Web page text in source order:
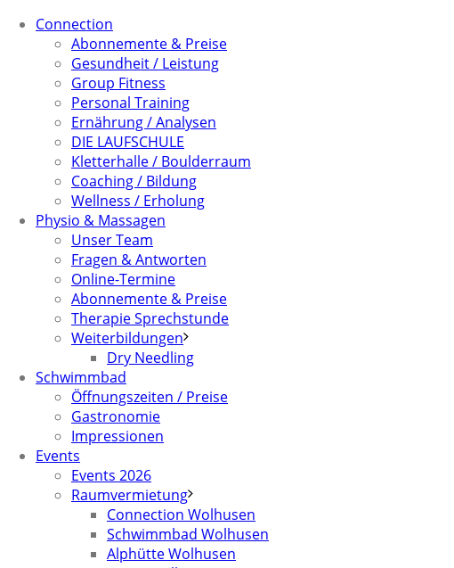
Connection
Abonnemente & Preise
Gesundheit / Leistung
Group Fitness
Personal Training
Ernährung / Analysen
DIE LAUFSCHULE
Kletterhalle / Boulderraum
Coaching / Bildung
Wellness / Erholung
Physio & Massagen
Unser Team
Fragen & Antworten
Online-Termine
Abonnemente & Preise
Therapie Sprechstunde
Weiterbildungen
Dry Needling
Schwimmbad
Öffnungszeiten / Preise
Gastronomie
Impressionen
Events
Events 2026
Raumvermietung
Connection Wolhusen
Schwimmbad Wolhusen
Alphütte Wolhusen